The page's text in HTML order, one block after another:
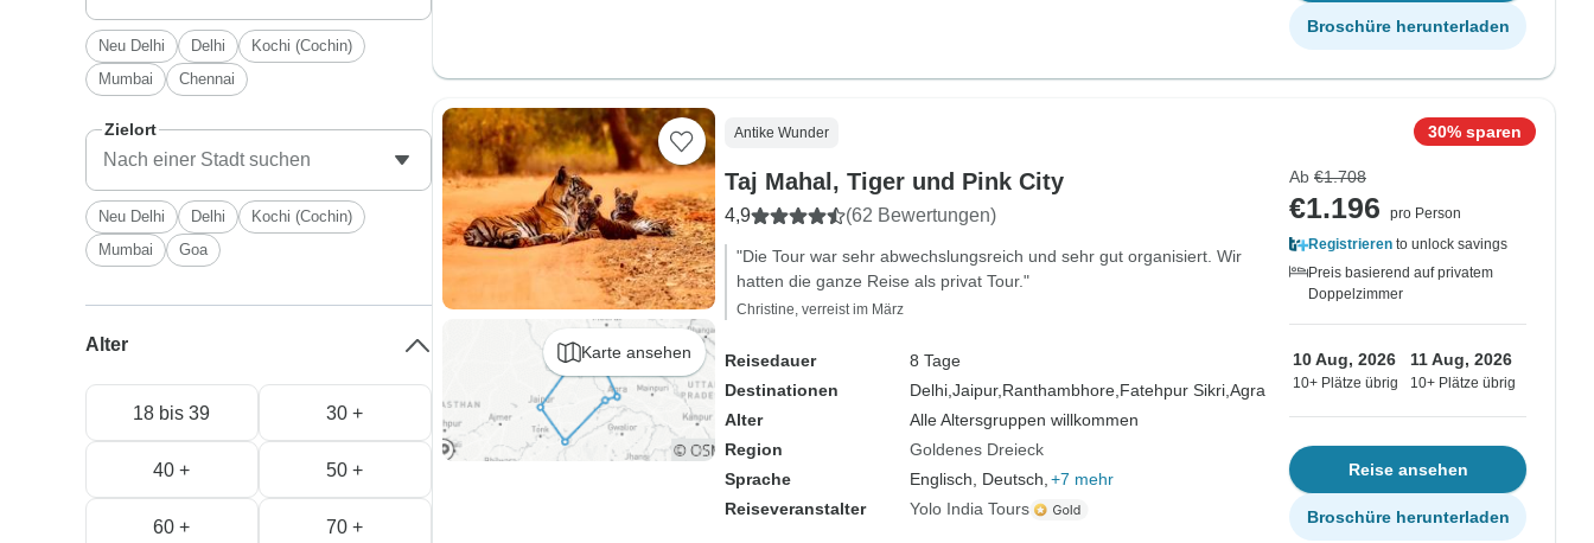
Broschüre herunterladen
Karte ansehen
Antike Wunder
Taj Mahal, Tiger und Pink City
4,9 (62 Bewertungen)
"Die Tour war sehr abwechslungsreich und sehr gut organisiert. Wir
hatten die ganze Reise als privat Tour."
Christine, verreist im März
Reisedauer
8 Tage
Destinationen
Delhi, Jaipur, Ranthambhore, Fatehpur Sikri, Agra
Alter
Alle Altersgruppen willkommen
Region
Goldenes Dreieck
Sprache
Englisch, Deutsch, +7 mehr
Reiseveranstalter
Yolo India Tours
30% sparen
Ab €1.708
€1.196
pro Person
Registrieren to unlock savings
Preis basierend auf privatem
Doppelzimmer
10 Aug, 2026
10+ Plätze übrig
11 Aug, 2026
10+ Plätze übrig
Reise ansehen
Broschüre herunterladen
Neu Delhi Delhi
Kochi (Cochin)
Mumbai
Chennai
Zielort
Neu Delhi Delhi
Kochi (Cochin)
Mumbai
Goa
Alter
18 bis 39 30 +
40 + 50 +
60 + 70 +